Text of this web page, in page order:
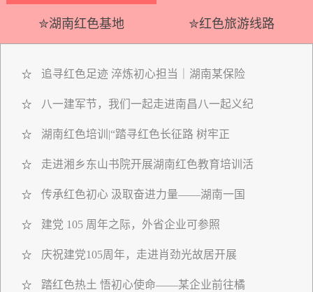
✮湖南红色基地 ✮红色旅游线路
☆ 追寻红色足迹 淬炼初心担当｜湖南某保险
☆ 八一建军节，我们一起走进南昌八一起义纪
☆ 湖南红色培训|“踏寻红色长征路 树牢正
☆ 走进湘乡东山书院开展湖南红色教育培训活
☆ 传承红色初心 汲取奋进力量——湖南一国
☆ 建党 105 周年之际，外省企业可参照
☆ 庆祝建党105周年，走进肖劲光故居开展
☆ 踏红色热土 悟初心使命——某企业前往橘